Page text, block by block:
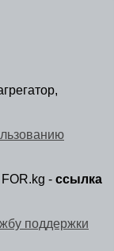
- ссылка
поддержки